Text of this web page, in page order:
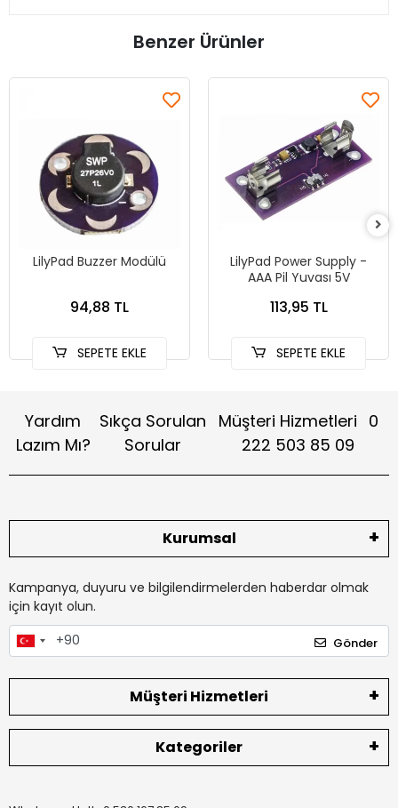
Benzer Ürünler
LilyPad Buzzer Modülü
94,88 TL
SEPETE EKLE
LilyPad Power Supply -
AAA Pil Yuvası 5V
113,95 TL
SEPETE EKLE
Yardım
Lazım Mı?
Sıkça Sorulan
Sorular
Müşteri Hizmetleri 0
222 503 85 09
Kurumsal
Kampanya, duyuru ve bilgilendirmelerden haberdar olmak
için kayıt olun.
Gönder
Müşteri Hizmetleri
Kategoriler